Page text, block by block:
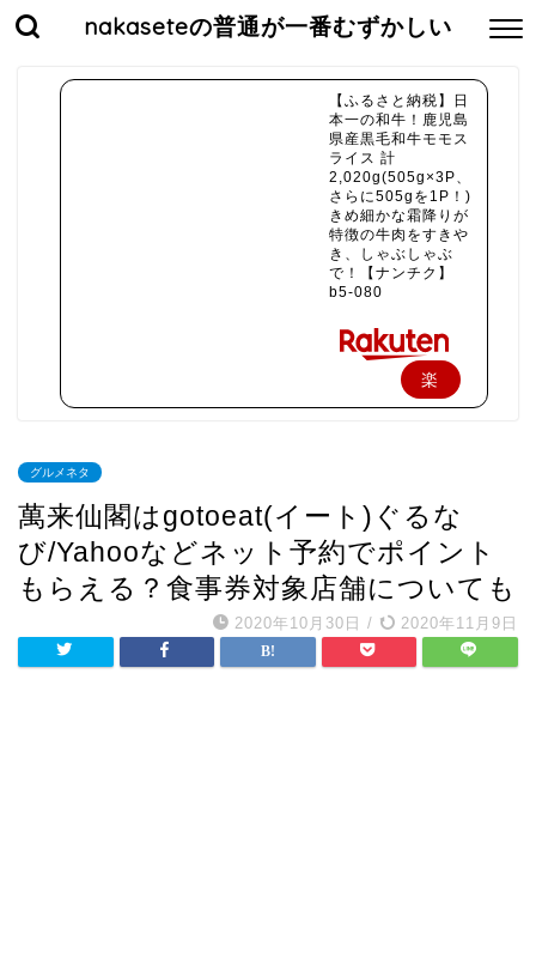
nakaseteの普通が一番むずかしい
【ふるさと納税】日
本一の和牛！鹿児島
県産黒毛和牛モモス
ライス 計
2,020g(505g×3P、
さらに505gを1P！)
きめ細かな霜降りが
特徴の牛肉をすきや
き、しゃぶしゃぶ
で！【ナンチク】
b5-080
楽
入
グルメネタ
萬来仙閣はgotoeat(イート)ぐるな
び/Yahooなどネット予約でポイント
もらえる？食事券対象店舗についても
2020年10月30日 / 2020年11月9日